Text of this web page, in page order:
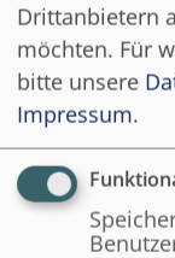
Drittanbietern
möchten. Für
bitte unsere
Impressum.